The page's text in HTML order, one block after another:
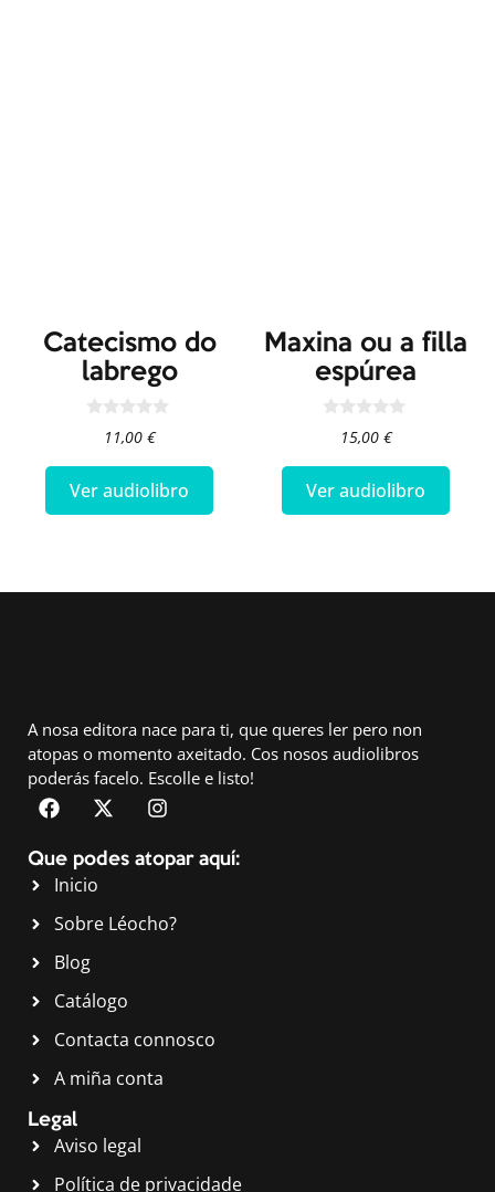
Catecismo do
labrego
o
11,00 €
Ver audiolibro
Maxina ou a filla
espúrea
o
15,00 €
Ver audiolibro
A nosa editora nace para ti, que queres ler pero non
atopas o momento axeitado. Cos nosos audiolibros
poderás facelo. Escolle e listo!
Que podes atopar aquí:
Inicio
Sobre Léocho?
Blog
Catálogo
Contacta connosco
A miña conta
Legal
Aviso legal
Política de privacidade